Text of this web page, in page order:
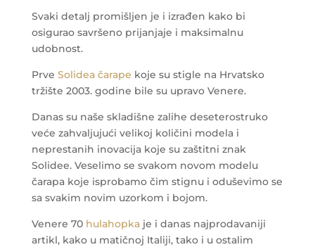
Svaki detalj promišljen je i izrađen kako bi
osigurao savršeno prijanjaje i maksimalnu
udobnost.
Prve Solidea čarape koje su stigle na Hrvatsko
tržište 2003. godine bile su upravo Venere.
Danas su naše skladišne zalihe deseterostruko
veće zahvaljujući velikoj količini modela i
neprestanih inovacija koje su zaštitni znak
Solidee. Veselimo se svakom novom modelu
čarapa koje isprobamo čim stignu i oduševimo se
sa svakim novim uzorkom i bojom.
Venere 70 hulahopkaje i danas najprodavaniji
artikl, kako u matičnoj Italiji, tako i u ostalim